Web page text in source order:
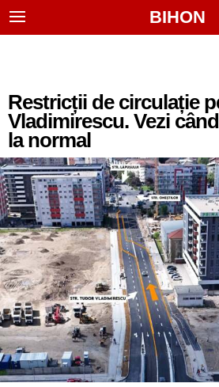
BIHON
Restricții de circulație
Vladimirescu. Vezi
la normal